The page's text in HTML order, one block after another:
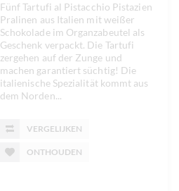
Fünf Tartufi al Pistacchio Pistazien
Pralinen aus Italien mit weißer
Schokolade im Organzabeutel als
Geschenk verpackt. Die Tartufi
zergehen auf der Zunge und
machen garantiert süchtig! Die
italienische Spezialität kommt aus
dem Norden...
VERGELIJKEN
ONTHOUDEN